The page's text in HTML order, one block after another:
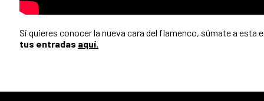
Si quieres conocer la nueva cara del flamenco, súmate a esta
tus entradas aquí.